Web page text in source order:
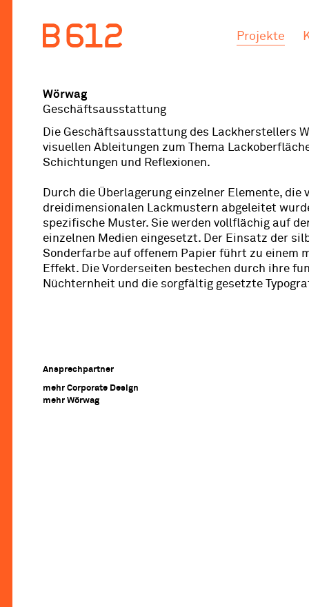
Projekte
Wörwag
Geschäftsausstattung
Die Geschäftsausstattung des Lackherstellers
visuellen Ableitungen zum Thema
Schichtungen und Reflexionen.
Durch die Überlagerung einzelner Elemente, die
dreidimensionalen Lackmustern abgeleitet
spezifische Muster. Sie werden vollflächig auf
einzelnen Medien eingesetzt. Der Einsatz der
Sonderfarbe auf offenem Papier führt zu einem
Effekt. Die Vorderseiten bestechen durch ihre
Nüchternheit und die sorgfältig gesetzte
Ansprechpartner
mehr Corporate Design
mehr Wörwag